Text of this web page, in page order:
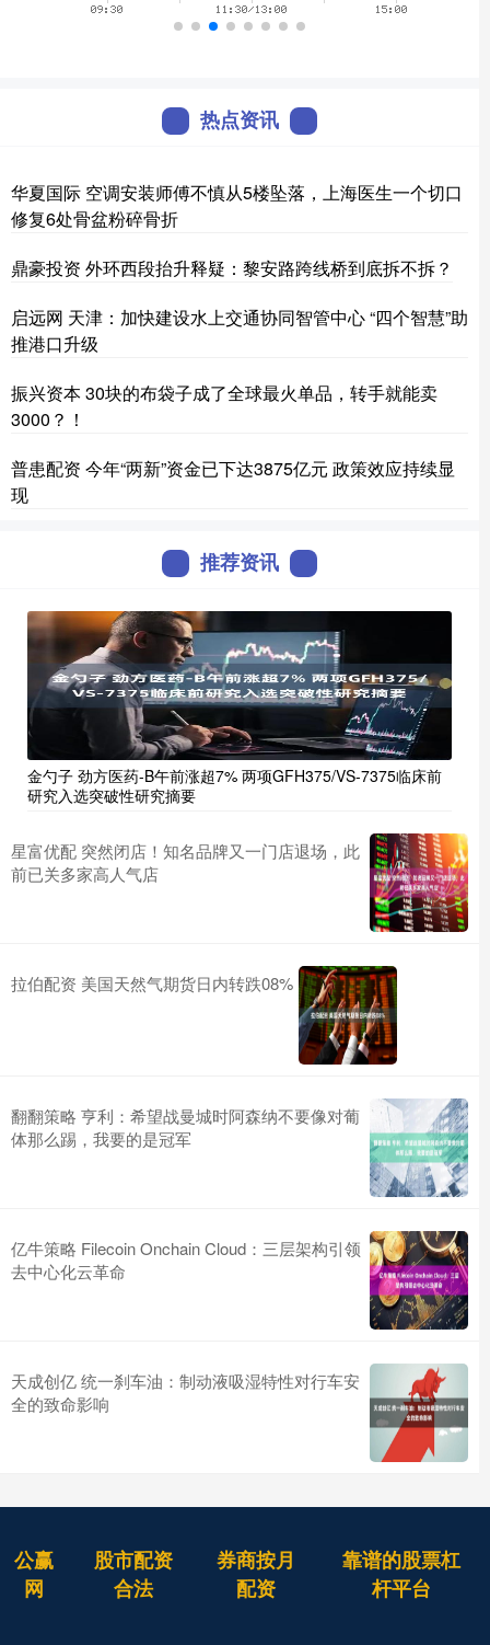
热点资讯
华夏国际 空调安装师傅不慎从5楼坠落，上海医生一个切口
修复6处骨盆粉碎骨折
鼎豪投资 外环西段抬升释疑：黎安路跨线桥到底拆不拆？
启远网 天津：加快建设水上交通协同智管中心 “四个智慧”助
推港口升级
振兴资本 30块的布袋子成了全球最火单品，转手就能卖
3000？！
普患配资 今年“两新”资金已下达3875亿元 政策效应持续显
现
推荐资讯
金勺子 劲方医药-B午前涨超7% 两项GFH375/VS-7375临床前
研究入选突破性研究摘要
星富优配 突然闭店！知名品牌又一门店退场，此
前已关多家高人气店
拉伯配资 美国天然气期货日内转跌08%
翻翻策略 亨利：希望战曼城时阿森纳不要像对葡
体那么踢，我要的是冠军
亿牛策略 Filecoin Onchain Cloud：三层架构引领
去中心化云革命
天成创亿 统一刹车油：制动液吸湿特性对行车安
全的致命影响
公赢
网
股市配资
合法
券商按月
配资
靠谱的股票杠
杆平台